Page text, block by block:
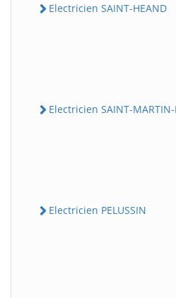
Electricien SAINT-HEAND
Electricien SAINT-MARTIN-
Electricien PELUSSIN